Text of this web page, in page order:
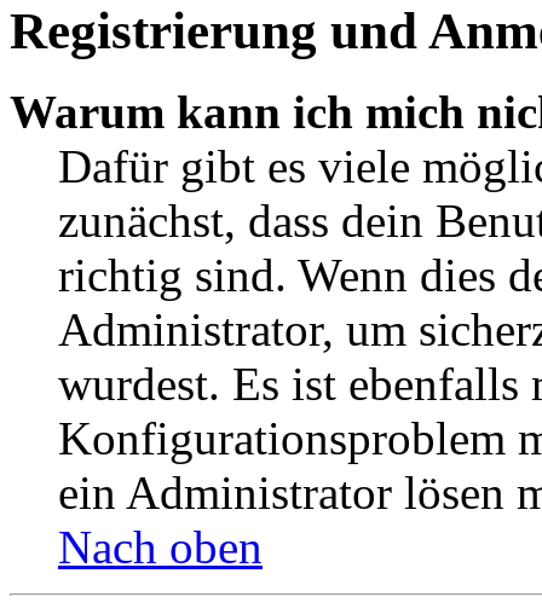
Registrierung und
Warum kann ich mich
Dafür gibt es viele
zunächst, dass dein
richtig sind. Wenn dies
Administrator, um
wurdest. Es ist ebenfalls
Konfigurationsproblem
ein Administrator lösen
Nach oben